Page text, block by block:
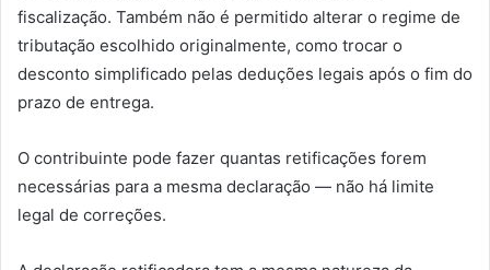
fiscalização. Também não é permitido alterar o regime de
tributação escolhido originalmente, como trocar o
desconto simplificado pelas deduções legais após o fim do
prazo de entrega.
O contribuinte pode fazer quantas retificações forem
necessárias para a mesma declaração — não há limite
legal de correções.